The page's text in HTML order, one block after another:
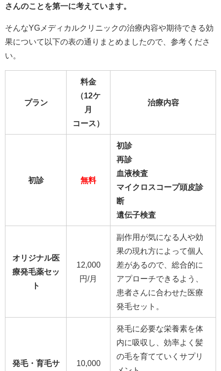
さんのことを第一に考えています。
そんなYGメディカルクリニックの治療内容や期待できる効
果について以下の表の通りまとめましたので、参考くださ
い。
プラン
料金
（12ケ
月
コース）
治療内容
初診 無料
初診
再診
血液検査
マイクロスコープ頭皮診
断
遺伝子検査
オリジナル医
療発毛薬セッ
ト
12,000
円/月
副作用が気になる人や効
果の現れ方によって個人
差があるので、総合的に
アプローチできるよう、
患者さんに合わせた医療
発毛セット。
発毛・育毛サ 10,000
発毛に必要な栄養素を体
内に吸収し、効率よく髪
の毛を育てていくサプリ